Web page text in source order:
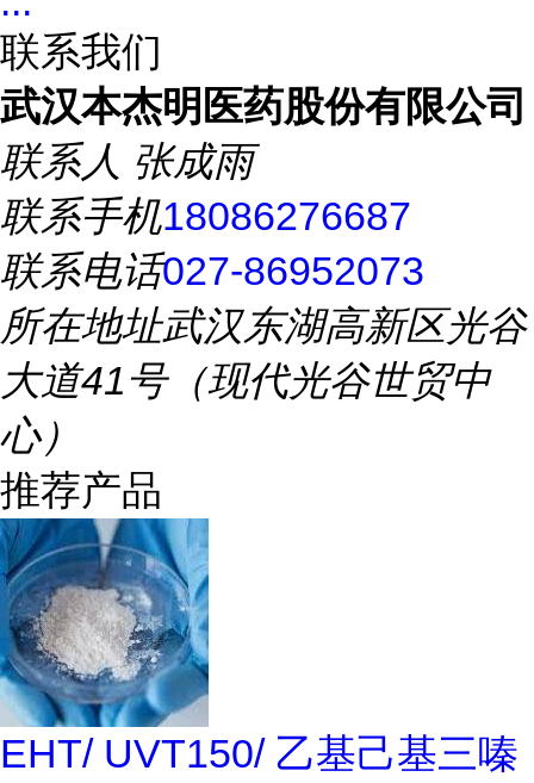
联系我们
武汉本杰明医药股份有限公司
联系人 张成雨
联系手机18086276687
联系电话027-86952073
所在地址武汉东湖高新区光谷
大道41号（现代光谷世贸中
心）
推荐产品
EHT/ UVT150/ 乙基己基三嗪